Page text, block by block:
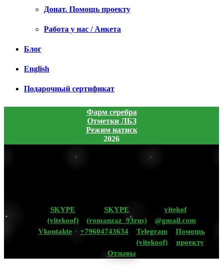
Донат. Помощь проекту
Работа у нас / Анкета
Блог
English
Подарочный сертификат
Фарм серебра
Отметки ЛБЗ
Режим натиск
2026
SKYPE
(vitekoof)
SKYPE
(romanzaz_93rus)
vitekof
@gmail.com
Vkontakte
+79604743634
Telegram
(vitekoof)
Помощь
проекту
Отзывы